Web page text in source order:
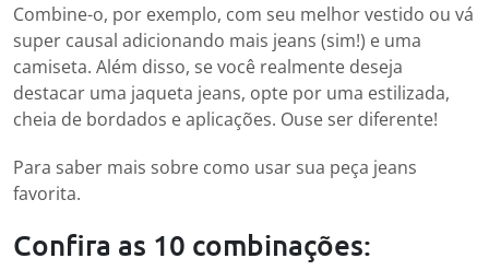
Combine-o, por exemplo, com seu melhor vestido ou vá
super causal adicionando mais jeans (sim!) e uma
camiseta. Além disso, se você realmente deseja
destacar uma jaqueta jeans, opte por uma estilizada,
cheia de bordados e aplicações. Ouse ser diferente!
Para saber mais sobre como usar sua peça jeans
favorita.
Confira as 10 combinações: